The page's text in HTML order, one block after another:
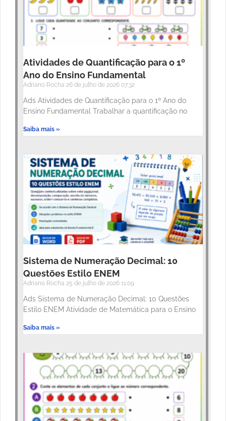
Atividades de Quantificação para o 1º
Ano do Ensino Fundamental
Adriano Rocha 26 de julho de 2026 07:32
Ads Atividades de Quantificação para o 1º Ano do
Ensino Fundamental Trabalhar a quantificação no
Saiba mais »
Sistema de Numeração Decimal: 10
Questões Estilo ENEM
Adriano Rocha 25 de julho de 2026 11:09
Ads Sistema de Numeração Decimal: 10 Questões
Estilo ENEM Atividade de Matemática para o Ensino
Saiba mais »